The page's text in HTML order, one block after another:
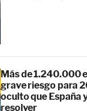
Más de 1.240.000
grave riesgo para
oculto que España
resolver